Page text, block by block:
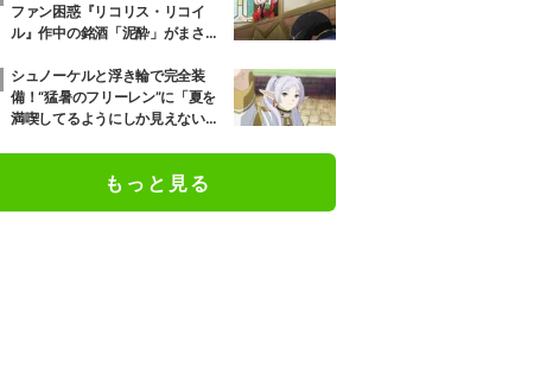
ファン困惑『リコリス・リコイ
ル』作中の銘酒「泥酔」がまさか
シュノーケルと浮き輪で完全装
備！“猛暑のフリーレン”に「夏を
満喫してるようにしか見えない」
もっと見る